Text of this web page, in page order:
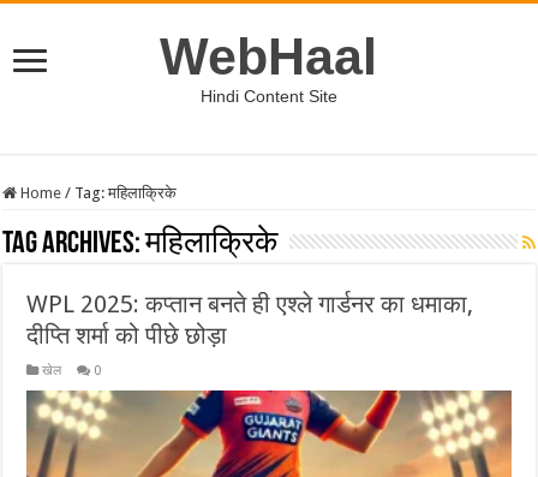
WebHaal
Hindi Content Site
Home / Tag:महिलाक्रिके
Tag Archives:महिलाक्रिके
WPL 2025: कप्तान बनते ही एश्ले गार्डनर का धमाका,
दीप्ति शर्मा को पीछे छोड़ा
खेल 0